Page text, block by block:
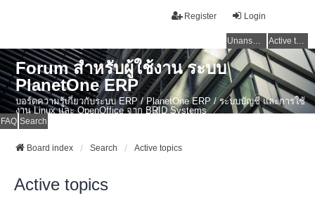
Login
Register
Unanswered topics Active topics
Forum สำหรับผู้ใช้งาน ระบบ
PlanetOne ERP
บอร์ดความรู้เกี่ยวกับระบบ ERP / PlanetOne ERP / ระบบบัญชี และการใช้
งาน Linux และ OpenOffice จาก BRID Systems
FAQ Search
Board index Search Active topics
Active topics